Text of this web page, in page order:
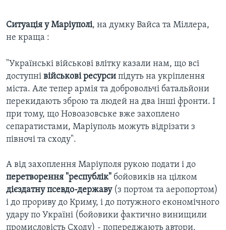
Ситуація у Маріуполі, на думку Вайса та Міллера,
не краща :
"Українські військові влітку казали нам, що всі
доступні військові ресурси підуть на укріплення
міста. Але тепер армія та добровольчі батальйони
перекидають зброю та людей на два інші фронти. І
при тому, що Новоазовське вже захоплено
сепаратистами, Маріуполь можуть відрізати з
півночі та сходу".
А від захоплення Маріуполя рукою подати і до
перетворення "республік" бойовиків на цілком
дієздатну псевдо-державу(з портом та аеропортом)
і до прориву до Криму, і до потужного економічного
удару по Україні (бойовики фактично винищили
промисловість Сходу) - попереджають автори.